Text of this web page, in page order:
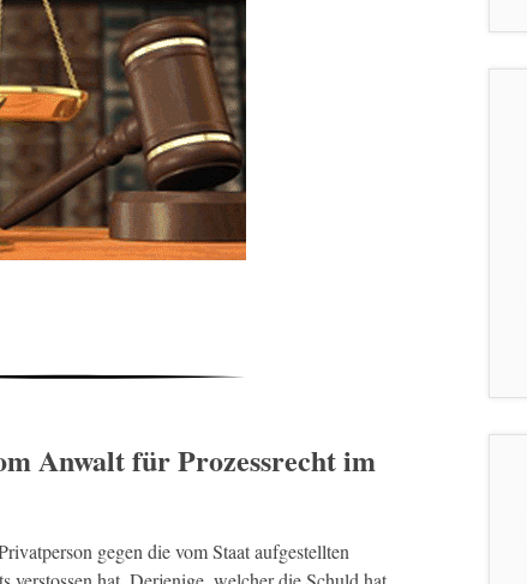
Anwalt für Prozessrecht im
gegen die vom Staat aufgestellten